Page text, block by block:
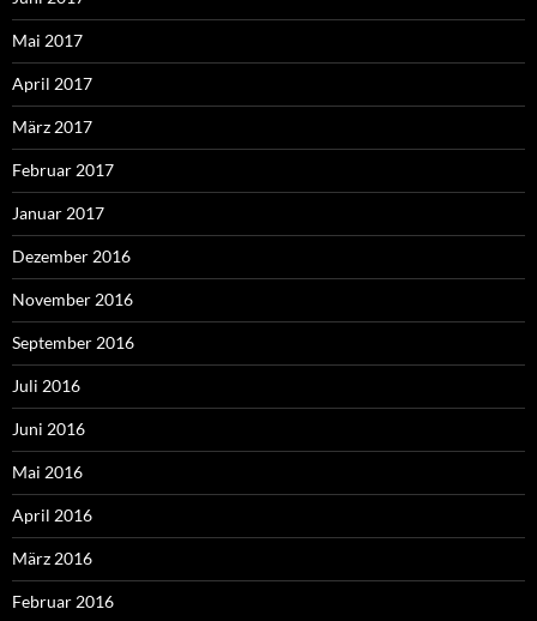
Mai 2017
April 2017
März 2017
Februar 2017
Januar 2017
Dezember 2016
November 2016
September 2016
Juli 2016
Juni 2016
Mai 2016
April 2016
März 2016
Februar 2016